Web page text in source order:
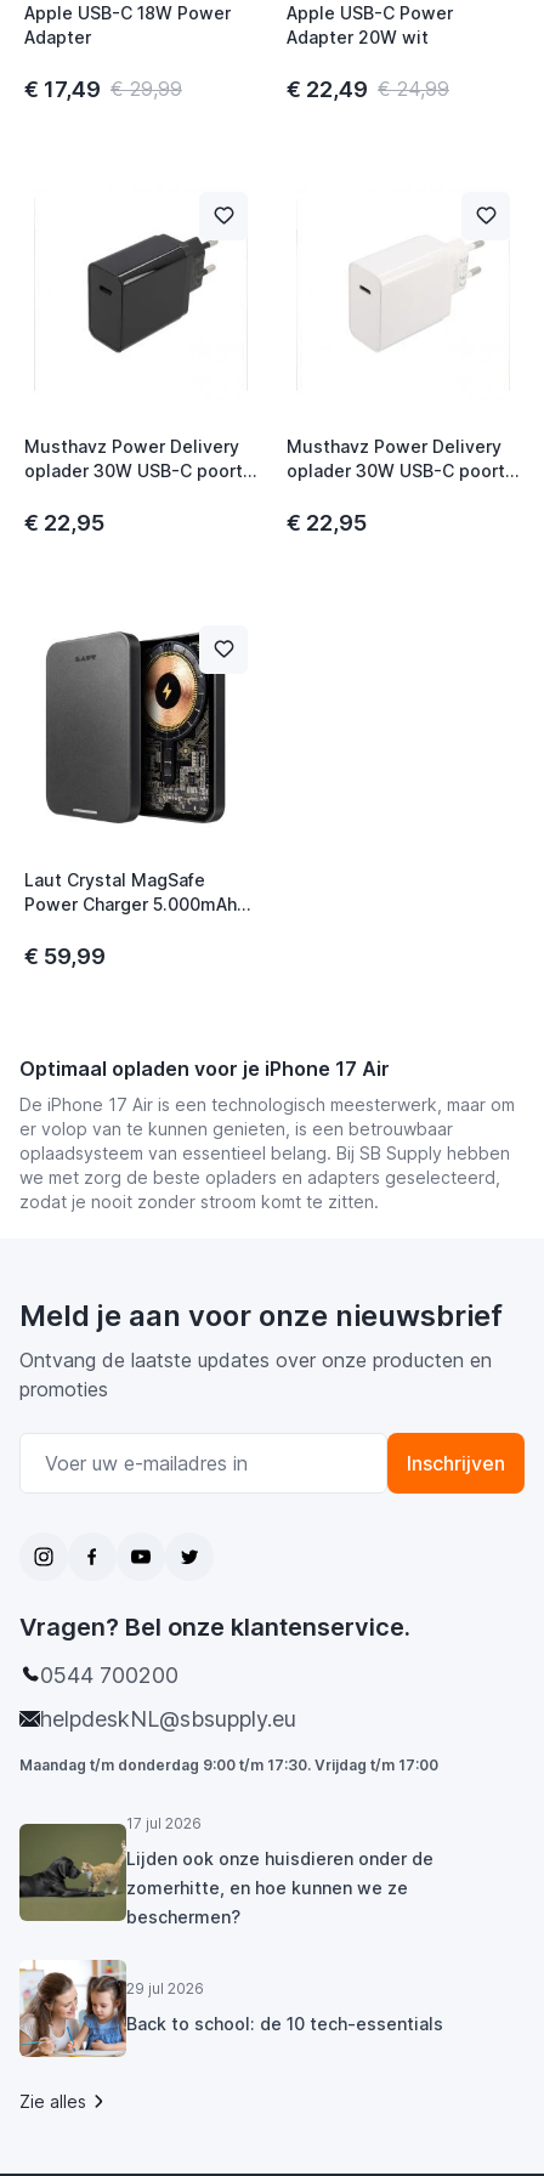
Apple USB-C 18W Power
Adapter
€ 17,49 € 29,99
Apple USB-C Power
Adapter 20W wit
€ 22,49 € 24,99
Musthavz Power Delivery
oplader 30W USB-C poort
€ 22,95
Musthavz Power Delivery
oplader 30W USB-C poort
€ 22,95
Laut Crystal MagSafe
Power Charger 5.000mAh
€ 59,99
Optimaal opladen voor je iPhone 17 Air
De iPhone 17 Air is een technologisch meesterwerk, maar om
er volop van te kunnen genieten, is een betrouwbaar
oplaadsysteem van essentieel belang. Bij SB Supply hebben
we met zorg de beste opladers en adapters geselecteerd,
zodat je nooit zonder stroom komt te zitten.
Meld je aan voor onze nieuwsbrief
Ontvang de laatste updates over onze producten en
promoties
Inschrijven
Vragen? Bel onze klantenservice.
0544 700200
helpdeskNL@sbsupply.eu
Maandag t/m donderdag 9:00 t/m 17:30. Vrijdag t/m 17:00
17 jul 2026
Lijden ook onze huisdieren onder de
zomerhitte, en hoe kunnen we ze
beschermen?
29 jul 2026
Back to school: de 10 tech-essentials
Zie alles